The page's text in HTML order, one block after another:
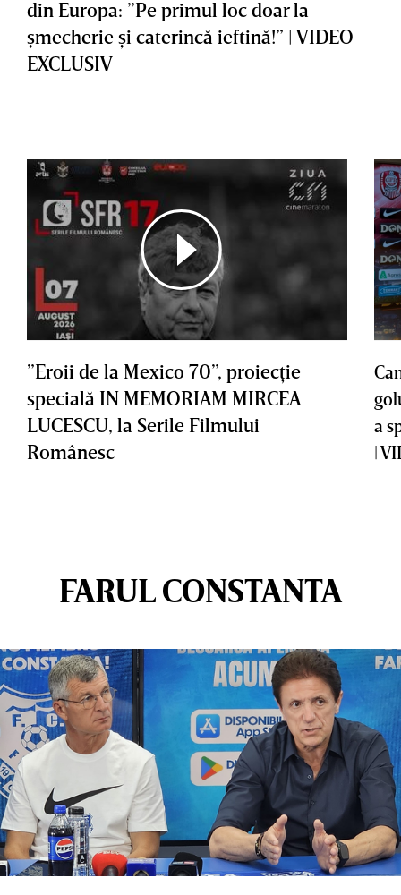
din Europa: ”Pe primul loc doar la
şmecherie şi caterincă ieftină!” | VIDEO
EXCLUSIV
”Eroii de la Mexico 70”, proiecţie
specială IN MEMORIAM MIRCEA
LUCESCU, la Serile Filmului
Românesc
a
|
FARUL CONSTANTA